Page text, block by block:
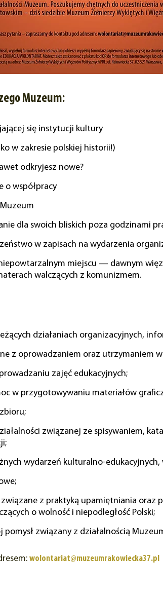
Muzeum:
się instytucji kultury
w zakresie polskiej historii!)
odkryjesz nowe?
o współpracy
dla swoich bliskich poza godzinami
w zapisach na wydarzenia
miejscu — dawnym
walczących z komunizmem.
działaniach organizacyjnych,
z oprowadzaniem oraz utrzymaniem
zajęć edukacyjnych;
w przygotowywaniu materiałów
związanej ze spisywaniem,
wydarzeń kulturalno-
związane z praktyką upamiętniania
o wolność i niepodległość Polski;
związany z działalnością
wolontariat@muzeumrakowiecka37.pl